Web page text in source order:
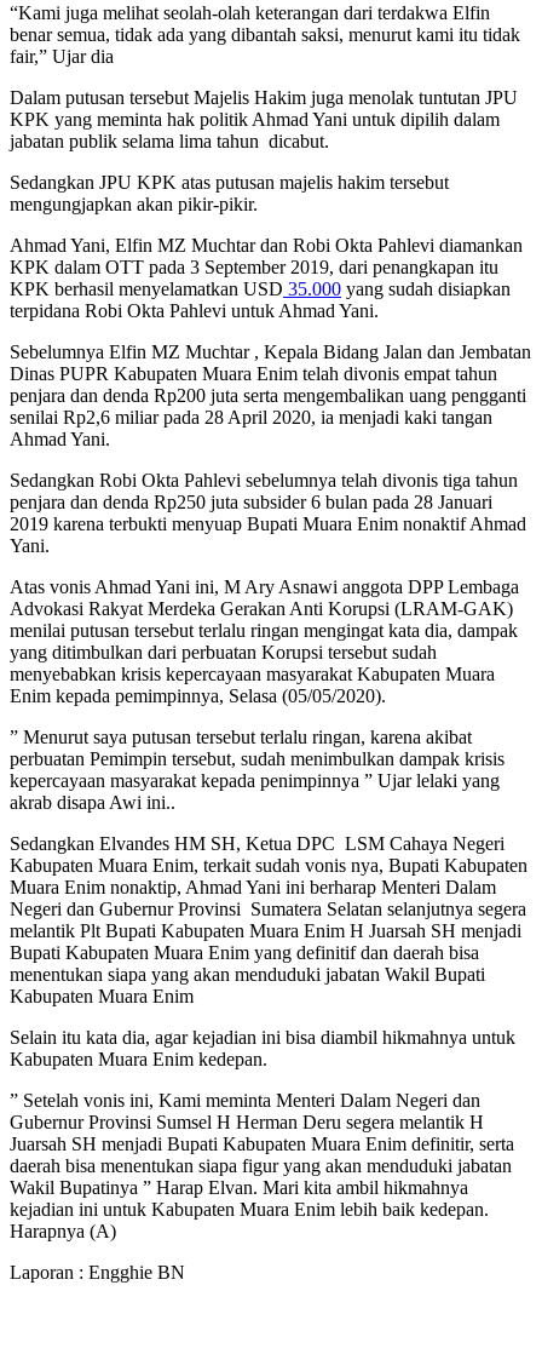
“Kami juga melihat seolah-olah keterangan dari terdakwa Elfin
benar semua, tidak ada yang dibantah saksi, menurut kami itu tidak
fair,” Ujar dia
Dalam putusan tersebut Majelis Hakim juga menolak tuntutan JPU
KPK yang meminta hak politik Ahmad Yani untuk dipilih dalam
jabatan publik selama lima tahun dicabut.
Sedangkan JPU KPK atas putusan majelis hakim tersebut
mengungjapkan akan pikir-pikir.
Ahmad Yani, Elfin MZ Muchtar dan Robi Okta Pahlevi diamankan
KPK dalam OTT pada 3 September 2019, dari penangkapan itu
KPK berhasil menyelamatkan USD 35.000 yang sudah disiapkan
terpidana Robi Okta Pahlevi untuk Ahmad Yani.
Sebelumnya Elfin MZ Muchtar , Kepala Bidang Jalan dan Jembatan
Dinas PUPR Kabupaten Muara Enim telah divonis empat tahun
penjara dan denda Rp200 juta serta mengembalikan uang pengganti
senilai Rp2,6 miliar pada 28 April 2020, ia menjadi kaki tangan
Ahmad Yani.
Sedangkan Robi Okta Pahlevi sebelumnya telah divonis tiga tahun
penjara dan denda Rp250 juta subsider 6 bulan pada 28 Januari
2019 karena terbukti menyuap Bupati Muara Enim nonaktif Ahmad
Yani.
Atas vonis Ahmad Yani ini, M Ary Asnawi anggota DPP Lembaga
Advokasi Rakyat Merdeka Gerakan Anti Korupsi (LRAM-GAK)
menilai putusan tersebut terlalu ringan mengingat kata dia, dampak
yang ditimbulkan dari perbuatan Korupsi tersebut sudah
menyebabkan krisis kepercayaan masyarakat Kabupaten Muara
Enim kepada pemimpinnya, Selasa (05/05/2020).
” Menurut saya putusan tersebut terlalu ringan, karena akibat
perbuatan Pemimpin tersebut, sudah menimbulkan dampak krisis
kepercayaan masyarakat kepada penimpinnya ” Ujar lelaki yang
akrab disapa Awi ini..
Sedangkan Elvandes HM SH, Ketua DPC LSM Cahaya Negeri
Kabupaten Muara Enim, terkait sudah vonis nya, Bupati Kabupaten
Muara Enim nonaktip, Ahmad Yani ini berharap Menteri Dalam
Negeri dan Gubernur Provinsi Sumatera Selatan selanjutnya segera
melantik Plt Bupati Kabupaten Muara Enim H Juarsah SH menjadi
Bupati Kabupaten Muara Enim yang definitif dan daerah bisa
menentukan siapa yang akan menduduki jabatan Wakil Bupati
Kabupaten Muara Enim
Selain itu kata dia, agar kejadian ini bisa diambil hikmahnya untuk
Kabupaten Muara Enim kedepan.
” Setelah vonis ini, Kami meminta Menteri Dalam Negeri dan
Gubernur Provinsi Sumsel H Herman Deru segera melantik H
Juarsah SH menjadi Bupati Kabupaten Muara Enim definitir, serta
daerah bisa menentukan siapa figur yang akan menduduki jabatan
Wakil Bupatinya ” Harap Elvan. Mari kita ambil hikmahnya
kejadian ini untuk Kabupaten Muara Enim lebih baik kedepan.
Harapnya (A)
Laporan : Engghie BN